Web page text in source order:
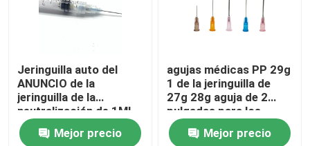
Jeringuilla auto del
ANUNCIO de la
jeringuilla de la
neutralización de 1ML
3ML 5ML 10ML con la
aguja
Mejor precio
agujas médicas PP 29g
1 de la jeringuilla de
27g 28g aguja de 2
pulgadas para los
perros
Mejor precio